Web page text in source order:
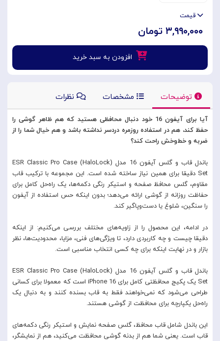
قیمت
۳,۹۹۰,۰۰۰ تومان
افزودن به سبد خرید
توضیحات مشخصات نظرات
آیا برای آیفون 16 خود دنبال محافظی هستید که هم ظاهر گوشی را
حفظ کند، هم در استفاده روزمره دردسر نداشته باشد و هم خیال شما را از
ضربه و خط‌وخش راحت کند؟
باندل قاب و گلس آیفون 16 مدل ESR Classic Pro Case (HaloLock)
Set دقیقا برای همین نیاز ساخته شده است. این مجموعه با ترکیب قاب
مقاوم، گلس محافظ صفحه و استیکر رنگی دکمه‌ها، یک راه‌حل کامل برای
حفاظت روزانه از گوشی ارائه می‌دهد؛ بدون اینکه حس استفاده از آیفون
را سنگین، شلوغ یا دست‌وپاگیر کند.
در ادامه، این محصول را از زاویه‌های مختلف بررسی می‌کنیم: از اینکه
دقیقا چیست و چه کاربردی دارد، تا ویژگی‌های فنی، مزایا، محدودیت‌ها، نظر
بازار و در نهایت اینکه برای چه کسی انتخاب مناسبی است.
باندل قاب و گلس آیفون 16 مدل ESR Classic Pro Case (HaloLock)
Set یک پکیج محافظتی کامل برای iPhone 16 است که معمولا برای کسانی
طراحی می‌شود که نمی‌خواهند فقط به قاب بسنده کنند و به دنبال یک
راه‌حل یکپارچه برای محافظت از گوشی هستند.
این باندل شامل قاب محافظ، گلس صفحه نمایش و استیکر رنگی دکمه‌های
قاب است. یعنی شما هم از بدنه گوشی محافظت می‌کنید، هم از نمایشگر،